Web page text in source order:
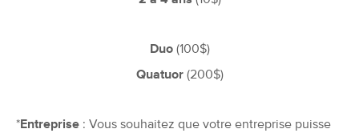
Duo(100$)
Quatuor(200$)
*Entreprise : Vous souhaitez que votre entreprise puisse